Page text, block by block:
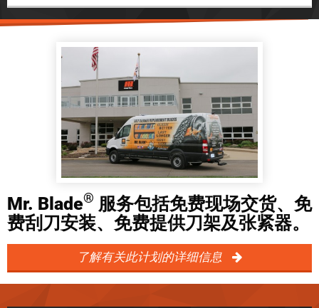
Mr. Blade® 服务包括免费现场交货、免
费刮刀安装、免费提供刀架及张紧器。
了解有关此计划的详细信息